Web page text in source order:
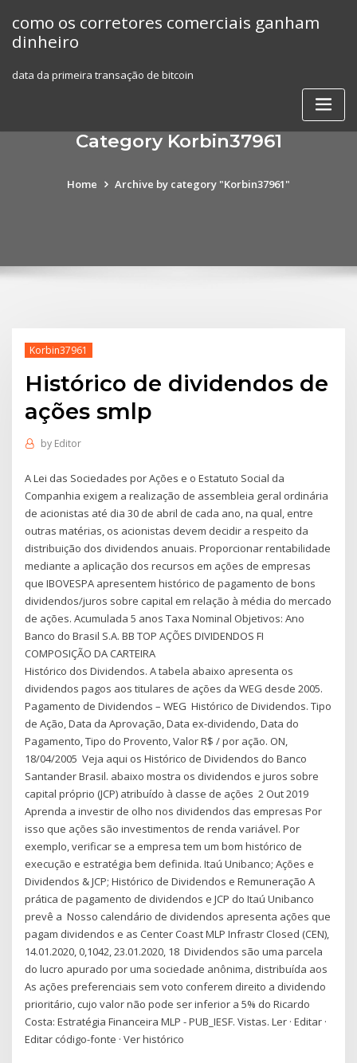
content
como os corretores comerciais ganham
dinheiro
data da primeira transação de bitcoin
Category Korbin37961
Home Archive by category "Korbin37961"
Korbin37961
Histórico de dividendos de
ações smlp
by Editor
A Lei das Sociedades por Ações e o Estatuto Social da
Companhia exigem a realização de assembleia geral ordinária
de acionistas até dia 30 de abril de cada ano, na qual, entre
outras matérias, os acionistas devem decidir a respeito da
distribuição dos dividendos anuais. Proporcionar rentabilidade
mediante a aplicação dos recursos em ações de empresas
que IBOVESPA apresentem histórico de pagamento de bons
dividendos/juros sobre capital em relação à média do mercado
de ações. Acumulada 5 anos Taxa Nominal Objetivos: Ano
Banco do Brasil S.A. BB TOP AÇÕES DIVIDENDOS FI
COMPOSIÇÃO DA CARTEIRA
Histórico dos Dividendos. A tabela abaixo apresenta os
dividendos pagos aos titulares de ações da WEG desde 2005.
Pagamento de Dividendos – WEG Histórico de Dividendos. Tipo
de Ação, Data da Aprovação, Data ex-dividendo, Data do
Pagamento, Tipo do Provento, Valor R$ / por ação. ON,
18/04/2005 Veja aqui os Histórico de Dividendos do Banco
Santander Brasil. abaixo mostra os dividendos e juros sobre
capital próprio (JCP) atribuído à classe de ações 2 Out 2019
Aprenda a investir de olho nos dividendos das empresas Por
isso que ações são investimentos de renda variável. Por
exemplo, verificar se a empresa tem um bom histórico de
execução e estratégia bem definida. Itaú Unibanco; Ações e
Dividendos & JCP; Histórico de Dividendos e Remuneração A
prática de pagamento de dividendos e JCP do Itaú Unibanco
prevê a Nosso calendário de dividendos apresenta ações que
pagam dividendos e as Center Coast MLP Infrastr Closed (CEN),
14.01.2020, 0,1042, 23.01.2020, 18 Dividendos são uma parcela
do lucro apurado por uma sociedade anônima, distribuída aos
As ações preferenciais sem voto conferem direito a dividendo
prioritário, cujo valor não pode ser inferior a 5% do Ricardo
Costa: Estratégia Financeira MLP - PUB_IESF. Vistas. Ler · Editar ·
Editar código-fonte · Ver histórico